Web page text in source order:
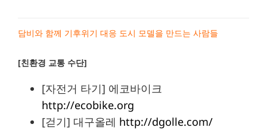
담비와 함께 기후위기 대응 도시 모델을 만드는 사람들
[친환경 교통 수단]
[자전거 타기] 에코바이크
http://ecobike.org
[걷기] 대구올레 http://dgolle.com/